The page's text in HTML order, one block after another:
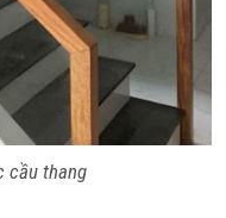
cầu thang